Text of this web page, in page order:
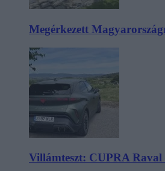
Megérkezett
Villámteszt: CUPRA Raval